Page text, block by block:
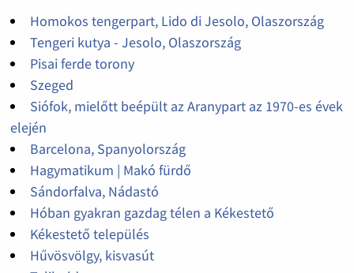
Homokos tengerpart, Lido di Jesolo, Olaszország
Tengeri kutya - Jesolo, Olaszország
Pisai ferde torony
Szeged
Siófok, mielőtt beépült az Aranypart az 1970-es évek
elején
Barcelona, Spanyolország
Hagymatikum | Makó fürdő
Sándorfalva, Nádastó
Hóban gyakran gazdag télen a Kékestető
Kékestető település
Hűvösvölgy, kisvasút